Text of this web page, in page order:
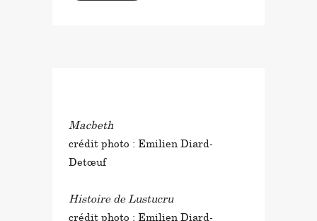
Macbeth
crédit photo : Emilien Diard-
Detœuf
Histoire de Lustucru
crédit photo : Emilien Diard-